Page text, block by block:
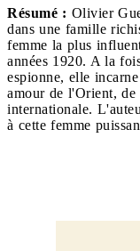
Résumé : Olivier
dans une famille
femme la plus
années 1920. A la
espionne, elle
amour de l'Orient,
internationale.
à cette femme